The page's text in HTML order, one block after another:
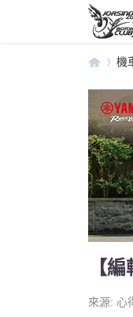
小›
機
【
來源: 心